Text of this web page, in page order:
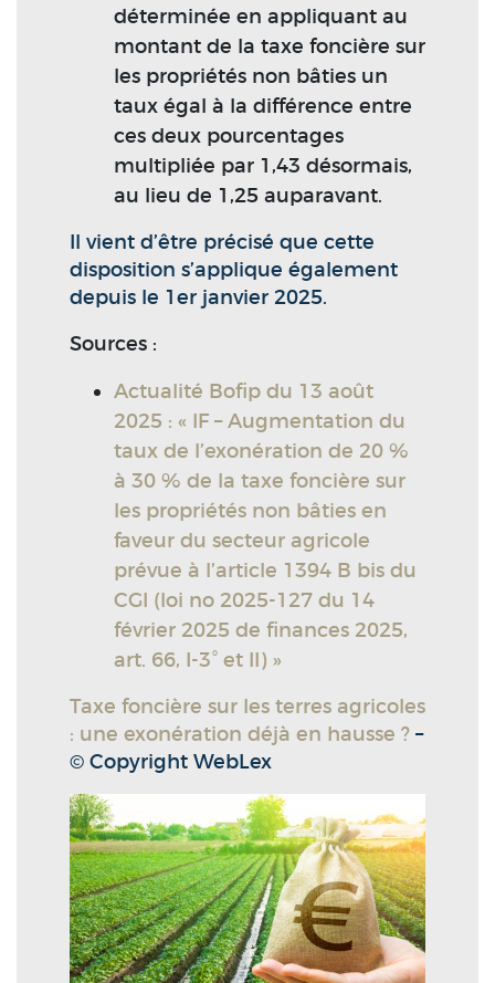
déterminée en appliquant au
montant de la taxe foncière sur
les propriétés non bâties un
taux égal à la différence entre
ces deux pourcentages
multipliée par 1,43 désormais,
au lieu de 1,25 auparavant.
Il vient d’être précisé que cette
disposition s’applique également
depuis le 1er janvier 2025.
Sources :
Actualité Bofip du 13 août
2025 : « IF – Augmentation du
taux de l’exonération de 20 %
à 30 % de la taxe foncière sur
les propriétés non bâties en
faveur du secteur agricole
prévue à l’article 1394 B bis du
CGI (loi no 2025-127 du 14
février 2025 de finances 2025,
art. 66, I-3° et II) »
Taxe foncière sur les terres agricoles
: une exonération déjà en hausse ? –
© Copyright WebLex